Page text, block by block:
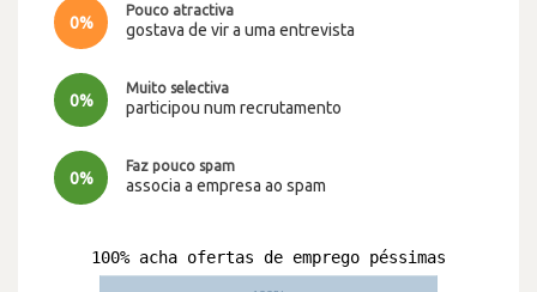
0%
Pouco atractiva
gostava de vir a uma entrevista
0%
Muito selectiva
participou num recrutamento
0%
Faz pouco spam
associa a empresa ao spam